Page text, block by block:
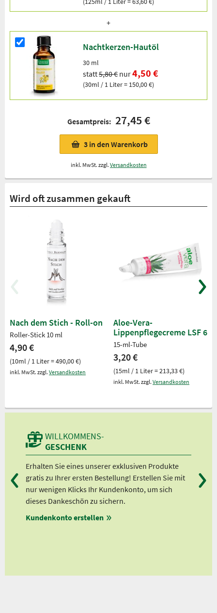
Nachtkerzen-Hautöl
30 ml
statt5,80 € nur4,50 €
(30ml / 1 Liter = 150,00 €)
Gesamtpreis: 27,45 €
3 in den Warenkorb
inkl. MwSt. zzgl. Versandkosten
Wird oft zusammen gekauft
Nach dem Stich - Roll-on
Roller-Stick 10 ml
4,90 €
(10ml / 1 Liter = 490,00 €)
inkl. MwSt. zzgl. Versandkosten
Aloe-Vera-
Lippenpflegecreme LSF 6
15-ml-Tube
3,20 €
(15ml / 1 Liter = 213,33 €)
inkl. MwSt. zzgl. Versandkosten
WILLKOMMENS-
GESCHENK
Erhalten Sie eines unserer exklusiven Produkte
gratis zu Ihrer ersten Bestellung! Erstellen Sie mit
nur wenigen Klicks Ihr Kundenkonto, um sich
dieses Dankeschön zu sichern.
Kundenkonto erstellen
Ab